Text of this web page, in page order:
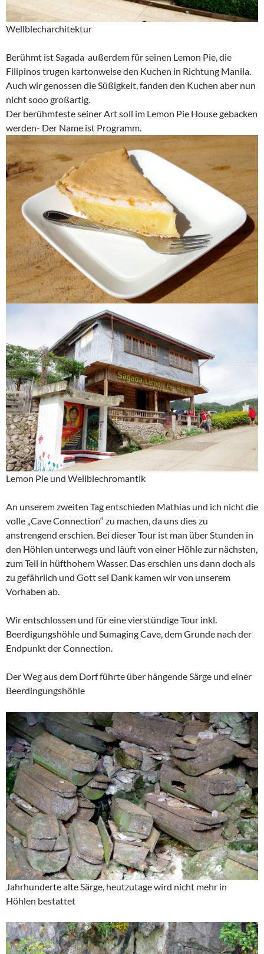
Wellblecharchitektur
Berühmt ist Sagada außerdem für seinen Lemon Pie, die
Filipinos trugen kartonweise den Kuchen in Richtung Manila.
Auch wir genossen die Süßigkeit, fanden den Kuchen aber nun
nicht sooo großartig.
Der berühmteste seiner Art soll im Lemon Pie House gebacken
werden- Der Name ist Programm.
Lemon Pie und Wellblechromantik
An unserem zweiten Tag entschieden Mathias und ich nicht die
volle „Cave Connection“ zu machen, da uns dies zu
anstrengend erschien. Bei dieser Tour ist man über Stunden in
den Höhlen unterwegs und läuft von einer Höhle zur nächsten,
zum Teil in hüfthohem Wasser. Das erschien uns dann doch als
zu gefährlich und Gott sei Dank kamen wir von unserem
Vorhaben ab.
Wir entschlossen und für eine vierstündige Tour inkl.
Beerdigungshöhle und Sumaging Cave, dem Grunde nach der
Endpunkt der Connection.
Der Weg aus dem Dorf führte über hängende Särge und einer
Beerdingungshöhle
Jahrhunderte alte Särge, heutzutage wird nicht mehr in
Höhlen bestattet